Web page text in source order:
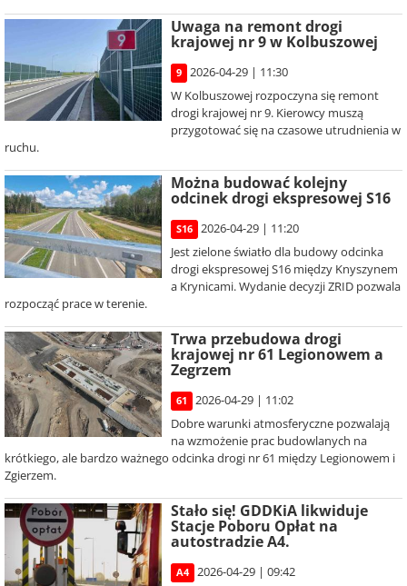
Uwaga na remont drogi
krajowej nr 9 w Kolbuszowej
9
2026-04-29 | 11:30
W Kolbuszowej rozpoczyna się remont
drogi krajowej nr 9. Kierowcy muszą
przygotować się na czasowe utrudnienia w
ruchu.
Można budować kolejny
odcinek drogi ekspresowej S16
S16
2026-04-29 | 11:20
Jest zielone światło dla budowy odcinka
drogi ekspresowej S16 między Knyszynem
a Krynicami. Wydanie decyzji ZRID pozwala
rozpocząć prace w terenie.
Trwa przebudowa drogi
krajowej nr 61 Legionowem a
Zegrzem
61
2026-04-29 | 11:02
Dobre warunki atmosferyczne pozwalają
na wzmożenie prac budowlanych na
krótkiego, ale bardzo ważnego odcinka drogi nr 61 między Legionowem i
Zgierzem.
Stało się! GDDKiA likwiduje
Stacje Poboru Opłat na
autostradzie A4.
A4
2026-04-29 | 09:42